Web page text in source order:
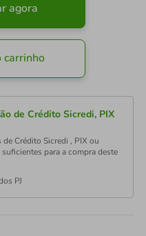
agora
carrinho
de Crédito Sicredi, PIX
Crédito Sicredi , PIX ou
para a compra deste
PJ